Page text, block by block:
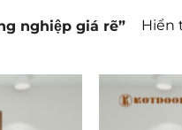
nghiệp giá rẽ” Hiển